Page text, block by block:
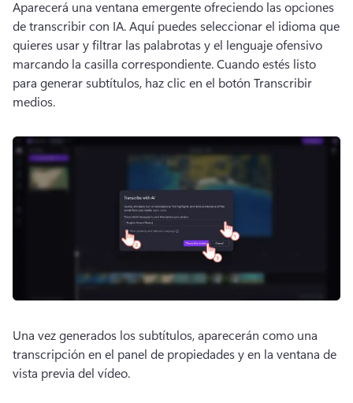
Aparecerá una ventana emergente ofreciendo las opciones
de transcribir con IA. Aquí puedes seleccionar el idioma que
quieres usar y filtrar las palabrotas y el lenguaje ofensivo
marcando la casilla correspondiente. Cuando estés listo
para generar subtítulos, haz clic en el botón Transcribir
medios.
Una vez generados los subtítulos, aparecerán como una
transcripción en el panel de propiedades y en la ventana de
vista previa del vídeo.